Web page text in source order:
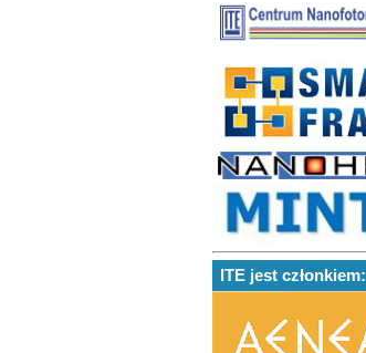
ITE jest członkiem: